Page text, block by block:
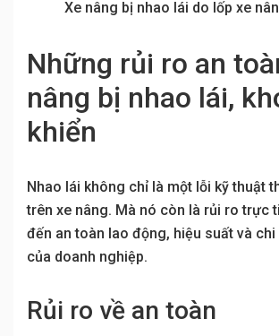
Xe nâng bị nhao lái do lốp xe
Những rủi ro an
nâng bị nhao lái,
khiển
Nhao lái không chỉ là một lỗi kỹ thuật
trên xe nâng. Mà nó còn là rủi ro trực
đến an toàn lao động, hiệu suất và chi
của doanh nghiệp.
Rủi ro về an toàn